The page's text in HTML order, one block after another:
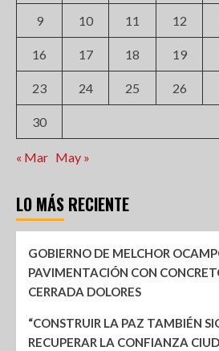
9 10 11 12
16 17 18 19
23 24 25 26
30
« Mar May »
LO MÁS RECIENTE
GOBIERNO DE MELCHOR
PAVIMENTACIÓN CON
CERRADA DOLORES
“CONSTRUIR LA PAZ TAMBIÉN
RECUPERAR LA CONFIANZA